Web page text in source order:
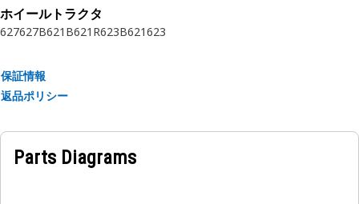
ホイールトラクタ
627627B621B621R623B621623
保証情報
返品ポリシー
Parts Diagrams